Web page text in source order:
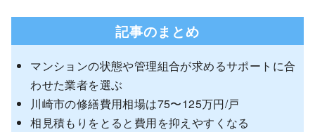
記事のまとめ
マンションの状態や管理組合が求めるサポートに合
わせた業者を選ぶ
川崎市の修繕費用相場は75〜125万円/戸
相見積もりをとると費用を抑えやすくなる